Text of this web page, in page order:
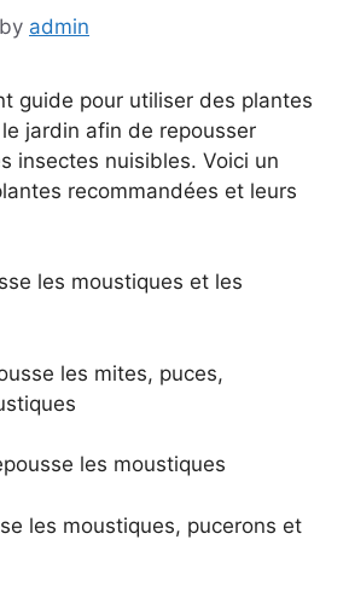
by admin
guide pour utiliser des plantes
jardin afin de repousser
insectes nuisibles. Voici un
recommandées et leurs
les moustiques et les
les mites, puces,
les moustiques
les moustiques, pucerons et